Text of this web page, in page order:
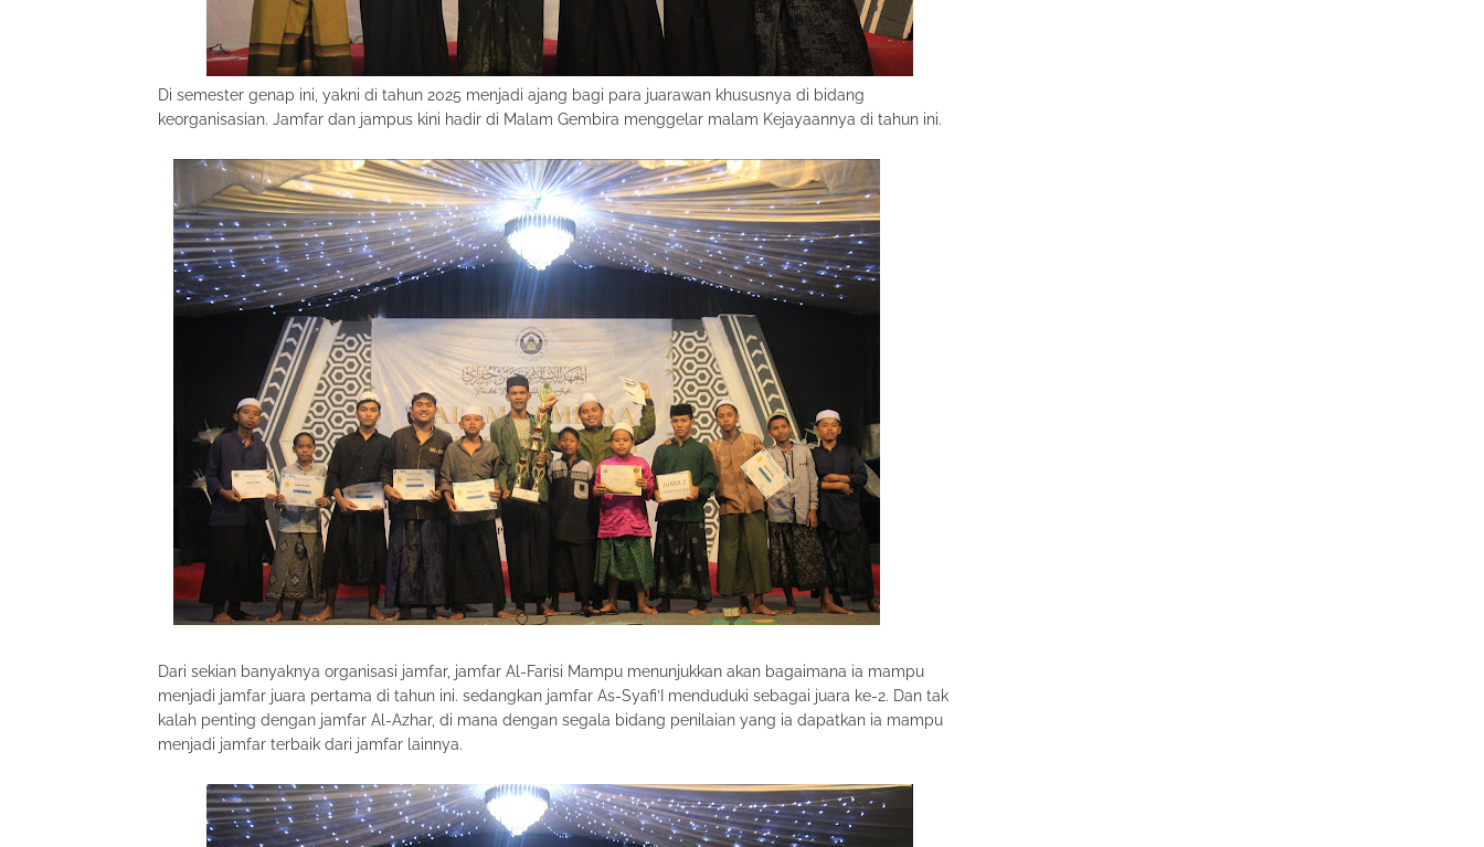
Di semester genap ini, yakni di tahun 2025 menjadi ajang bagi para juarawan khususnya di bidang
keorganisasian. Jamfar dan jampus kini hadir di Malam Gembira menggelar malam Kejayaannya di tahun ini.
Dari sekian banyaknya organisasi jamfar, jamfar Al-Farisi Mampu menunjukkan akan bagaimana ia mampu
menjadi jamfar juara pertama di tahun ini. sedangkan jamfar As-Syafi’I menduduki sebagai juara ke-2. Dan tak
kalah penting dengan jamfar Al-Azhar, di mana dengan segala bidang penilaian yang ia dapatkan ia mampu
menjadi jamfar terbaik dari jamfar lainnya.